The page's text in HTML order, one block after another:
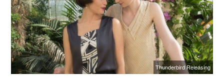
Thunderbird Releasing